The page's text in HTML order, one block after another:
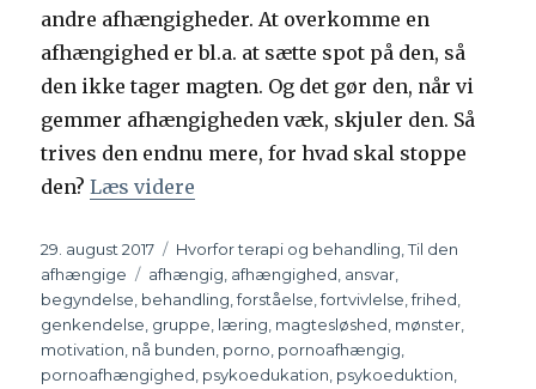
andre afhængigheder. At overkomme en
afhængighed er bl.a. at sætte spot på den, så
den ikke tager magten. Og det gør den, når vi
gemmer afhængigheden væk, skjuler den. Så
trives den endnu mere, for hvad skal stoppe
den?Læs videre
Udgivet
29. august 2017 Kategorier
Hvorfor terapi og behandling,Til den
afhængige
Tags
afhængig, afhængighed, ansvar,
begyndelse, behandling,forståelse,fortvivlelse,frihed,
genkendelse, gruppe, læring, magtesløshed, mønster,
motivation, nå bunden, porno, pornoafhængig,
pornoafhængighed, psykoedukation, psykoeduktion,